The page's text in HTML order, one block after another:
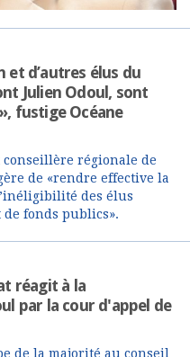
et d’autres élus du
Julien Odoul, sont
fustige Océane
conseillère régionale de
de «rendre effective la
des élus
fonds publics».
réagit à la
par la cour d'appel de
de la majorité au conseil